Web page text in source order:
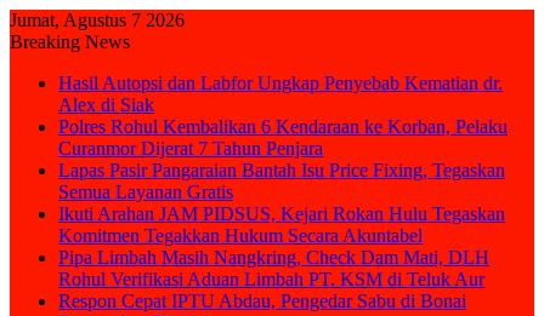
Jumat, Agustus 7 2026
Breaking News
Hasil Autopsi dan Labfor Ungkap Penyebab Kematian dr.
Alex di Siak
Polres Rohul Kembalikan 6 Kendaraan ke Korban, Pelaku
Curanmor Dijerat 7 Tahun Penjara
Lapas Pasir Pangaraian Bantah Isu Price Fixing, Tegaskan
Semua Layanan Gratis
Ikuti Arahan JAM PIDSUS, Kejari Rokan Hulu Tegaskan
Komitmen Tegakkan Hukum Secara Akuntabel
Pipa Limbah Masih Nangkring, Check Dam Mati, DLH
Rohul Verifikasi Aduan Limbah PT. KSM di Teluk Aur
Respon Cepat IPTU Abdau, Pengedar Sabu di Bonai